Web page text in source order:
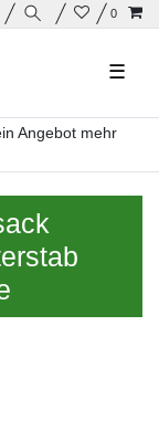
0
☰
Angebot mehr